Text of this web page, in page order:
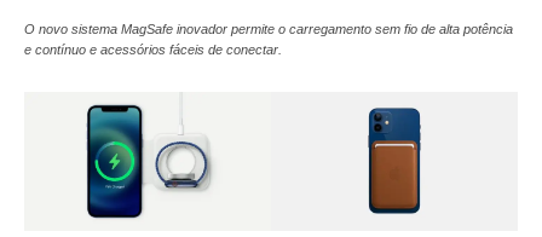
O novo sistema MagSafe inovador permite o carregamento sem fio de alta potência
e contínuo e acessórios fáceis de conectar.